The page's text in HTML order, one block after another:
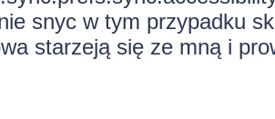
snyc w tym przypadku
starzeją się ze mną i